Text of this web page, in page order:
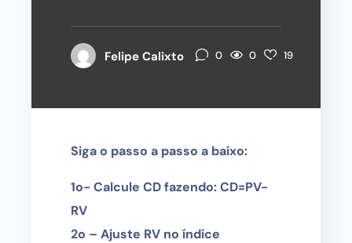
Felipe Calixto 0 0 19
Siga o passo a passo a baixo:
1o- Calcule CD fazendo: CD=PV-
RV
2o – Ajuste RV no índice